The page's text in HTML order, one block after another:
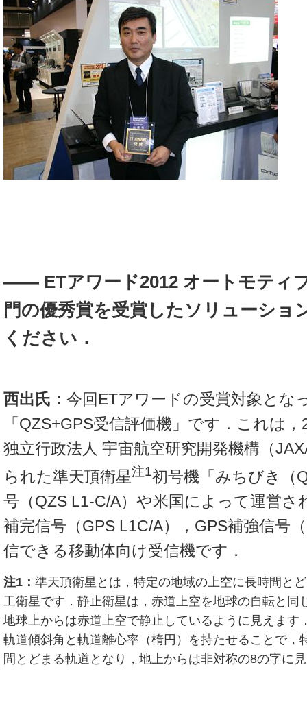
―― ETアワード2012 オートモティ
門の優秀賞を受賞したソリューショ
ください．
西出氏： 今回ETアワードの受賞対象とな
「QZS+GPS受信評価機」です．これは
独立行政法人 宇宙航空研究開発機構（
られた準天頂衛星注1初号機「みちびき（
号（QZS L1-C/A）や米国によって運営さ
補完信号（GPS L1C/A），GPS補強信号
信できる移動体向け受信機です．
注1： 準天頂衛星とは，特定の地域の上空に長時間と
工衛星です．静止衛星は，赤道上空を地球の自転と同
地球上からは赤道上空で静止しているように見えます
軌道傾斜角と軌道離心率（楕円）を持たせることで，
間とどまる軌道となり，地上からは非対称の8の字に